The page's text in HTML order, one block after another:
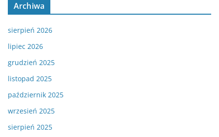
Archiwa
sierpień 2026
lipiec 2026
grudzień 2025
listopad 2025
październik 2025
wrzesień 2025
sierpień 2025